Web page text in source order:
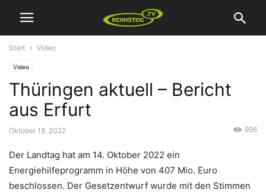
Start Video
Video
Thüringen aktuell – Bericht
aus Erfurt
Oktober 18, 2022 996
Der Landtag hat am 14. Oktober 2022 ein
Energiehilfeprogramm in Höhe von 407 Mio. Euro
beschlossen. Der Gesetzentwurf wurde mit den Stimmen